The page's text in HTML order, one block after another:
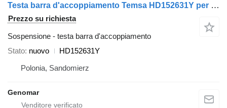
Testa barra d'accoppiamento Temsa HD152631Y per autobus Temsa Prestij
Prezzo su richiesta
Sospensione - testa barra d'accoppiamento
Stato nuovo
HD152631Y
Polonia, Sandomierz
Genomar